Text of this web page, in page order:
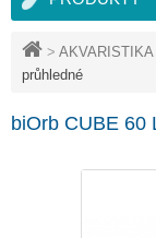
> AKVARISTIKA
průhledné
biOrb CUBE 60